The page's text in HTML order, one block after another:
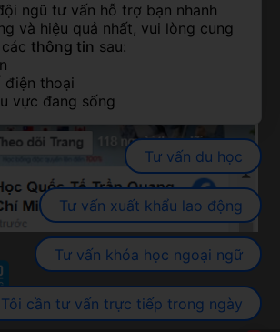
CHÍ MINH
ngũ tư vấn hỗ trợ bạn nhanh
và hiệu quả nhất, vui lòng cung
thông tin sau:
điện thoại
vực đang sống
Tư vấn du học
Tư vấn xuất khẩu lao động
Tư vấn khóa học ngoại ngữ
Tôi cần tư vấn trực tiếp trong ngày